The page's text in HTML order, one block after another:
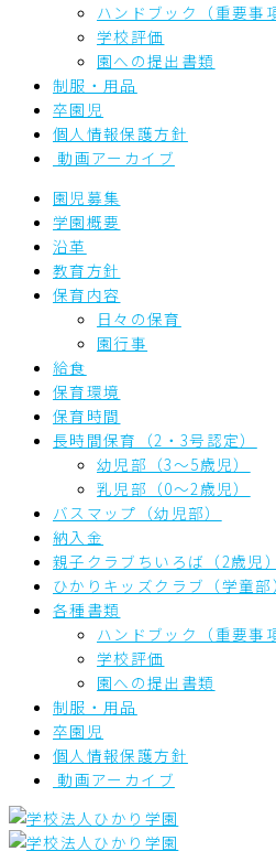
ハンドブック（重要事
学校評価
園への提出書類
制服・用品
卒園児
個人情報保護方針
動画アーカイブ
園児募集
学園概要
沿革
教育方針
保育内容
日々の保育
園行事
給食
保育環境
保育時間
長時間保育（2・3号認定）
幼児部（3～5歳児）
乳児部（0～2歳児）
バスマップ（幼児部）
納入金
親子クラブちいろば（2歳児）
ひかりキッズクラブ（学童部
各種書類
ハンドブック（重要事
学校評価
園への提出書類
制服・用品
卒園児
個人情報保護方針
動画アーカイブ